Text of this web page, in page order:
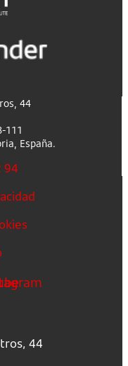
44
111
España.
94
44